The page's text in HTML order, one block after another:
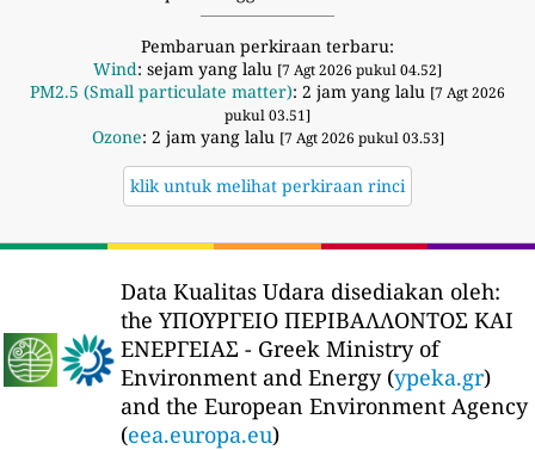
Pembaruan perkiraan terbaru:
Wind: sejam yang lalu [7 Agt 2026 pukul 04.52]
PM2.5 (Small particulate matter): 2 jam yang lalu [7 Agt 2026
pukul 03.51]
Ozone: 2 jam yang lalu [7 Agt 2026 pukul 03.53]
klik untuk melihat perkiraan rinci
Data Kualitas Udara disediakan oleh:
the ΥΠΟΥΡΓΕΙΟ ΠΕΡΙΒΑΛΛΟΝΤΟΣ ΚΑΙ
ΕΝΕΡΓΕΙΑΣ - Greek Ministry of
Environment and Energy (ypeka.gr)
and the European Environment Agency
(eea.europa.eu)